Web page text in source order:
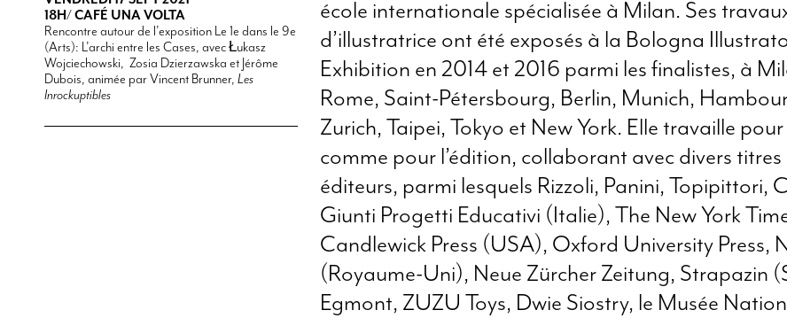
18H/ CAFÉ UNA VOLTA
Rencontre autour de l’exposition Le 1e dans le 9e
(Arts): L’archi entre les Cases, avec Łukasz
Wojciechowski, Zosia Dzierzawska et Jérôme
Dubois, animée par Vincent Brunner, Les
Inrockuptibles
école internationale spécialisée à Milan. Ses
d’illustratrice ont été exposés à la Bologna
Exhibition en 2014 et 2016 parmi les finalistes, à
Rome, Saint-Pétersbourg, Berlin, Munich,
Zurich, Taipei, Tokyo et New York. Elle travaille
comme pour l’édition, collaborant avec divers titres
éditeurs, parmi lesquels Rizzoli, Panini, Topipittori,
Giunti Progetti Educativi (Italie), The New York
Candlewick Press (USA), Oxford University Press,
(Royaume-Uni), Neue Zürcher Zeitung, Strapazin
Egmont, ZUZU Toys, Dwie Siostry, le Musée